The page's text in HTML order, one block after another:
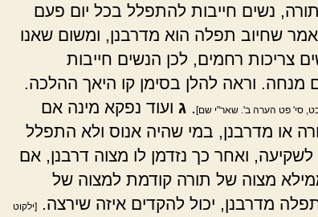
נשים חייבות להתפלל בכל יום פעם
שחיוב תפלה הוא מדרבנן, ומשום שאנו
צריכות רחמים, לכן הנשים חייבות
וראה להלן בסימן קו היאך ההלכה.
סי' פט הערה ב'. שאר"י שם] ג ועוד נפקא מינה אם
או מדרבנן, במי שהיה אנוס ולא התפלל
ואחר כך נזדמן לו מצוה דרבנן, אם
מצוה של תורה קודמת למצוה של
מדרבנן, יכול להקדים איזה שירצה.
[ילקוט